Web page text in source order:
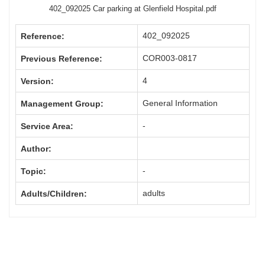
402_092025 Car parking at Glenfield Hospital.pdf
Reference: 402_092025
Previous Reference: COR003-0817
Version: 4
Management Group: General Information
Service Area: -
Author:
Topic: -
Adults/Children: adults